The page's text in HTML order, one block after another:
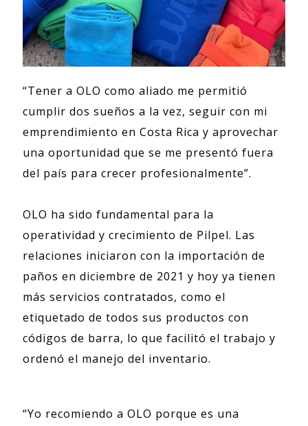
“Tener a OLO como aliado me permitió
cumplir dos sueños a la vez, seguir con mi
emprendimiento en Costa Rica y aprovechar
una oportunidad que se me presentó fuera
del país para crecer profesionalmente”.
OLO ha sido fundamental para la
operatividad y crecimiento de Pilpel. Las
relaciones iniciaron con la importación de
paños en diciembre de 2021 y hoy ya tienen
más servicios contratados, como el
etiquetado de todos sus productos con
códigos de barra, lo que facilitó el trabajo y
ordenó el manejo del inventario.
“Yo recomiendo a OLO porque es una